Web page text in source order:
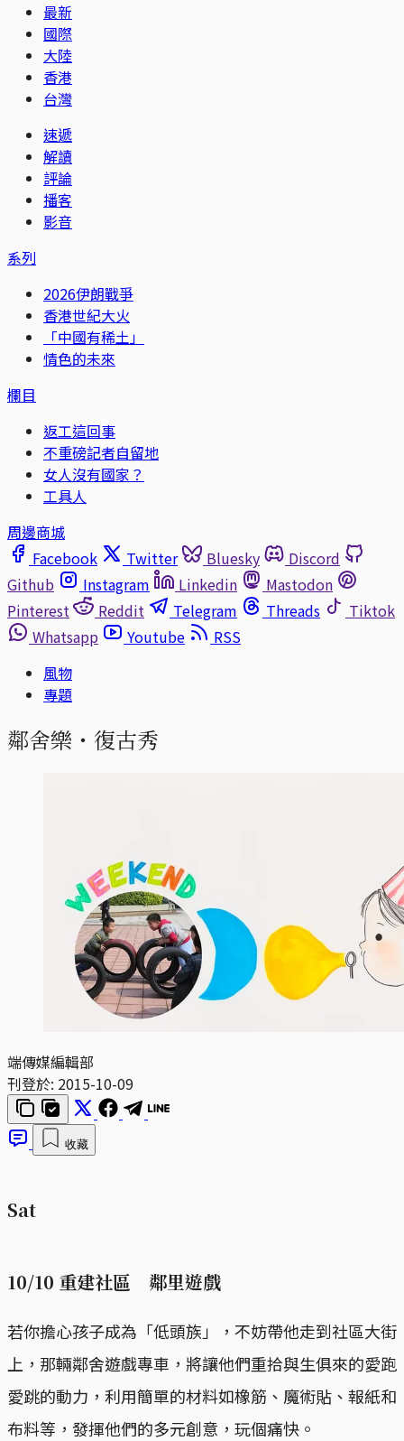
最新
國際
大陸
香港
台灣
速遞
解讀
評論
播客
影音
系列
2026伊朗戰爭
香港世紀大火
「中國有稀土」
情色的未來
欄目
返工這回事
不重磅記者自留地
女人沒有國家？
工具人
周邊商城
Facebook
Twitter Bluesky
Discord
Github
Instagram Linkedin
Mastodon
Pinterest
Reddit Telegram Threads
Tiktok
Whatsapp
Youtube
RSS
風物
專題
鄰舍樂・復古秀
端傳媒編輯部
刊登於: 2015-10-09
收藏
Sat
10/10 重建社區 鄰里遊戲
若你擔心孩子成為「低頭族」，不妨帶他走到社區大街
上，那輛鄰舍遊戲專車，將讓他們重拾與生俱來的愛跑
愛跳的動力，利用簡單的材料如橡筋、魔術貼、報紙和
布料等，發揮他們的多元創意，玩個痛快。